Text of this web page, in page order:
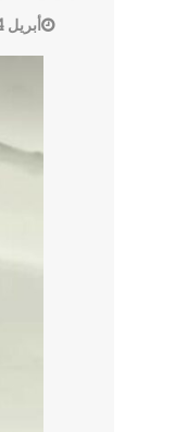
أبريل 24, 2021